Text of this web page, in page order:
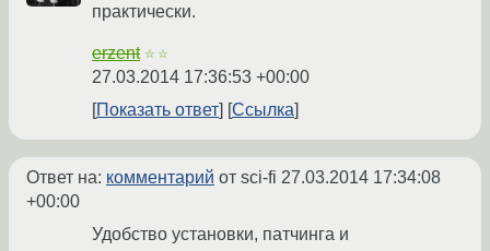
практически.
erzent ☆☆
27.03.2014 17:36:53 +00:00
Показать ответ
Ссылка
Ответ на: комментарий от sci-fi 27.03.2014 17:34:08
+00:00
Удобство установки, патчинга и